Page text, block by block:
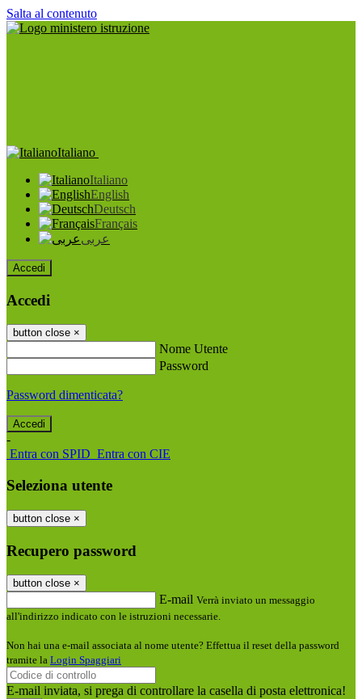
Salta al contenuto
Italiano
Italiano
English
Deutsch
Français
عربى
Accedi
Accedi
button close ×
Nome Utente
Password
Password dimenticata?
-
Entra con SPID Entra con CIE
Seleziona utente
button close ×
Recupero password
button close ×
E-mail Verrà inviato un messaggio
all'indirizzo indicato con le istruzioni necessarie.
Non hai una e-mail associata al nome utente? Effettua il reset della password
tramite la Login Spaggiari
E-mail inviata, si prega di controllare la casella di posta elettronica!